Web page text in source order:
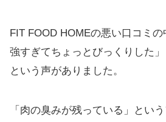
FIT FOOD HOMEの悪い口コミ
強すぎてちょっとびっくりした」
という声がありました。
「肉の臭みが残っている」とい